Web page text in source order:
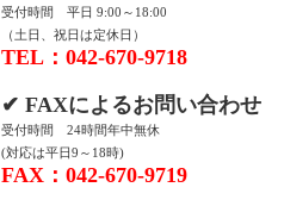
受付時間 平日 9:00～18:00
（土日、祝日は定休日）
TEL：042-670-9718
✔ FAXによるお問い合わせ
受付時間 24時間年中無休
(対応は平日9～18時)
FAX：042-670-9719